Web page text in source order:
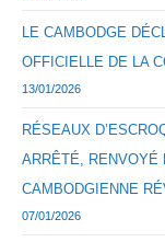
LE CAMBODGE
OFFICIELLE DE LA
13/01/2026
RÉSEAUX
ARRÊTÉ, RENVOYÉ
CAMBODGIENNE
07/01/2026